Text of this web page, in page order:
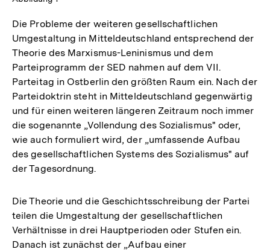
Die Probleme der weiteren gesellschaftlichen
Umgestaltung in Mitteldeutschland entsprechend der
Theorie des Marxismus-Leninismus und dem
Parteiprogramm der SED nahmen auf dem VII.
Parteitag in Ostberlin den größten Raum ein. Nach der
Parteidoktrin steht in Mitteldeutschland gegenwärtig
und für einen weiteren längeren Zeitraum noch immer
die sogenannte „Vollendung des Sozialismus" oder,
wie auch formuliert wird, der „umfassende Aufbau
des gesellschaftlichen Systems des Sozialismus" auf
der Tagesordnung.
Die Theorie und die Geschichtsschreibung der Partei
teilen die Umgestaltung der gesellschaftlichen
Verhältnisse in drei Hauptperioden oder Stufen ein.
Danach ist zunächst der „Aufbau einer